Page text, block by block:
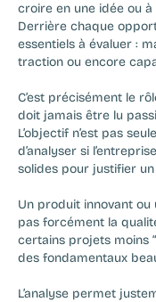
croire en une idée ou
Derrière chaque
essentiels à évaluer :
traction ou encore
C’est précisément le
doit jamais être lu
L’objectif n’est pas
d’analyser si
solides pour justifier
Un produit innovant
pas forcément la
certains projets moins
des fondamentaux
L’analyse permet